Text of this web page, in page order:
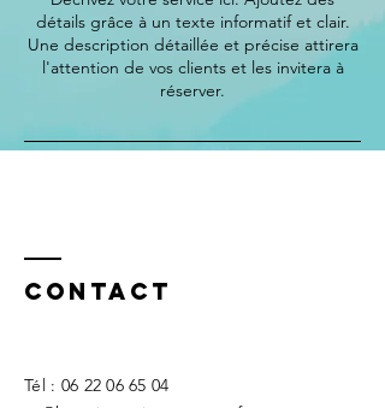
détails grâce à un texte informatif et clair.
Une description détaillée et précise attirera
l'attention de vos clients et les invitera à
réserver.
Contact
Tél : 06 22 06 65 04